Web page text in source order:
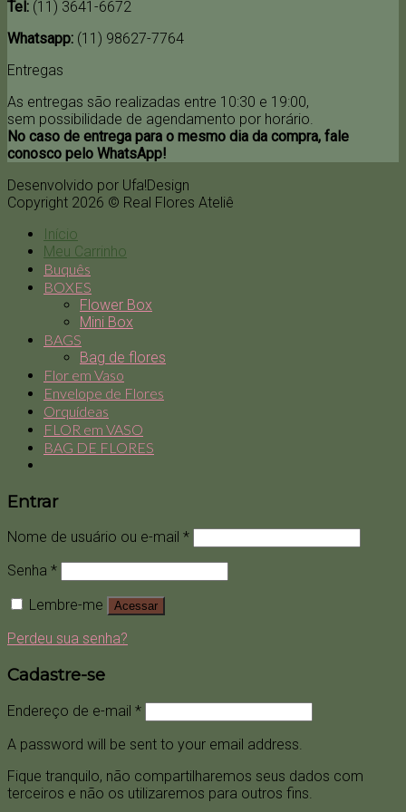
Tel: (11) 3641-6672
Whatsapp: (11) 98627-7764
Entregas
As entregas são realizadas entre 10:30 e 19:00,
sem possibilidade de agendamento por horário.
No caso de entrega para o mesmo dia da compra, fale
conosco pelo WhatsApp!
Desenvolvido por Ufa!Design
Copyright 2026 © Real Flores Ateliê
Início
Meu Carrinho
Buquês
BOXES
Flower Box
Mini Box
BAGS
Bag de flores
Flor em Vaso
Envelope de Flores
Orquídeas
FLOR em VASO
BAG DE FLORES
Entrar
Nome de usuário ou e-mail *
Senha *
Lembre-me
Acessar
Perdeu sua senha?
Cadastre-se
Endereço de e-mail *
A password will be sent to your email address.
Fique tranquilo, não compartilharemos seus dados com
terceiros e não os utilizaremos para outros fins.